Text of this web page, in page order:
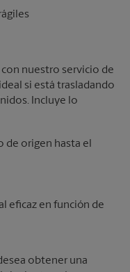
nuestro servicio de
si está trasladando
Incluye lo
de origen hasta el
eficaz en función de
obtener una